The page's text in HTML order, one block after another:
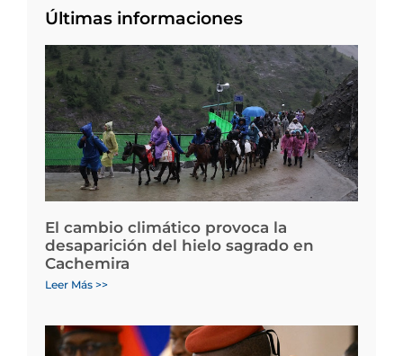
Últimas informaciones
El cambio climático provoca la
desaparición del hielo sagrado en
Cachemira
Leer Más >>